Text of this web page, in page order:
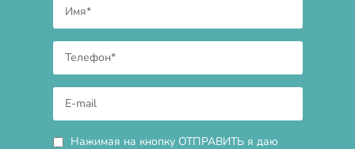
Нажимая на кнопку ОТПРАВИТЬ я даю